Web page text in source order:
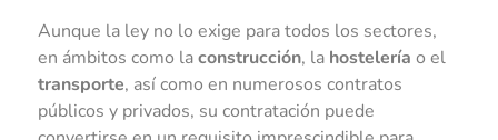
Aunque la ley no lo exige para todos los sectores,
en ámbitos como laconstrucción, la hostelería o el
transporte, así como en numerosos contratos
públicos y privados, su contratación puede